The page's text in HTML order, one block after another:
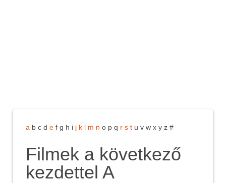
a b c d e f g h i j k l m n o p q r s t u v w x y z #
Filmek a következő
kezdettel A